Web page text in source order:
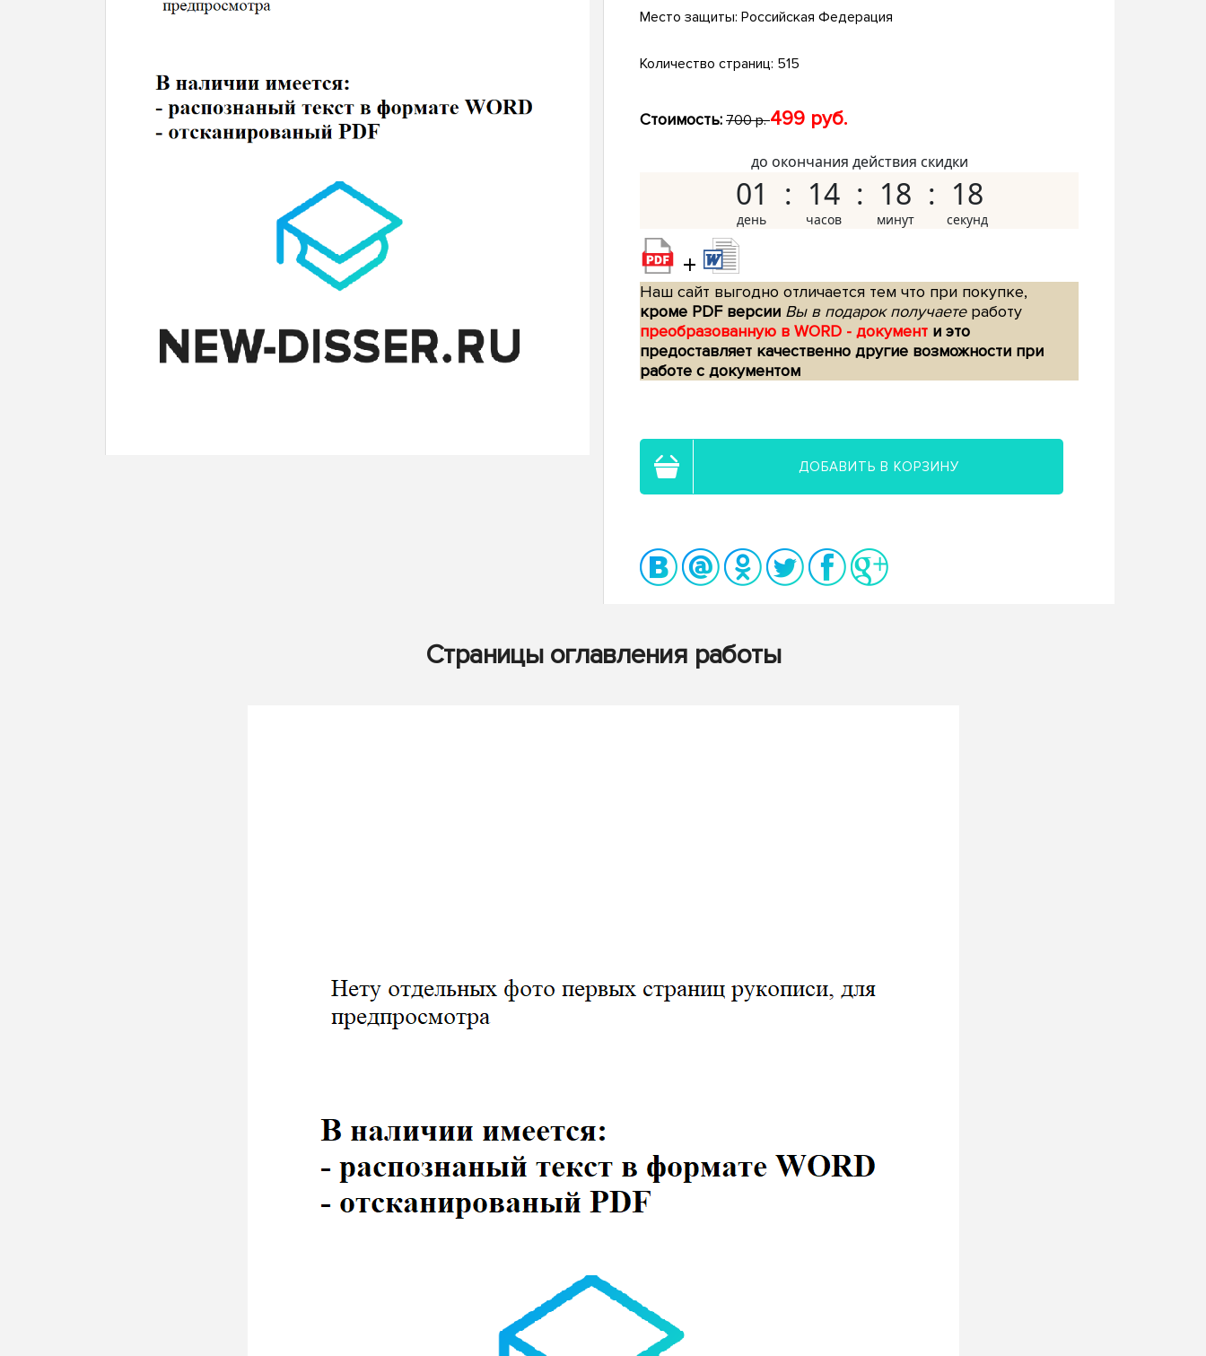
Место защиты: Российская Федерация
Количество страниц: 515
Стоимость: 700 р.499 руб.
до окончания действия скидки
01 14 18 17
+
Наш сайт выгодно отличается тем что при покупке,
кроме PDF версии Вы в подарок получаетеработу
преобразованную в WORD - документ и это
предоставляет качественно другие возможности при
работе с документом
ДОБАВИТЬ В КОРЗИНУ
Страницы оглавления работы